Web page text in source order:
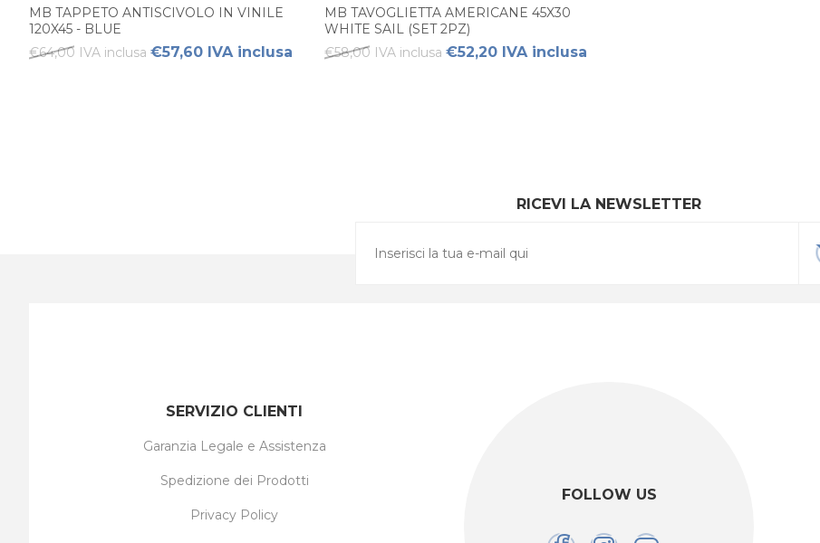
MB TAPPETO ANTISCIVOLO IN VINILE
120X45 - BLUE
€64,00 IVA inclusa €57,60 IVA inclusa
MB TAVOGLIETTA AMERICANE 45X30
WHITE SAIL (SET 2PZ)
€58,00 IVA inclusa €52,20 IVA inclusa
RICEVI LA NEWSLETTER
FOLLOW US
SERVIZIO CLIENTI
Garanzia Legale e Assistenza
Spedizione dei Prodotti
Privacy Policy